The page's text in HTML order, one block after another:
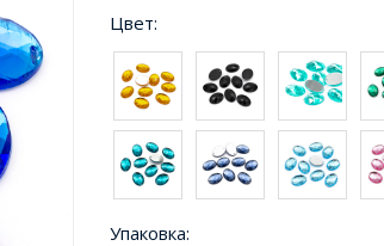
Цвет:
Упаковка: